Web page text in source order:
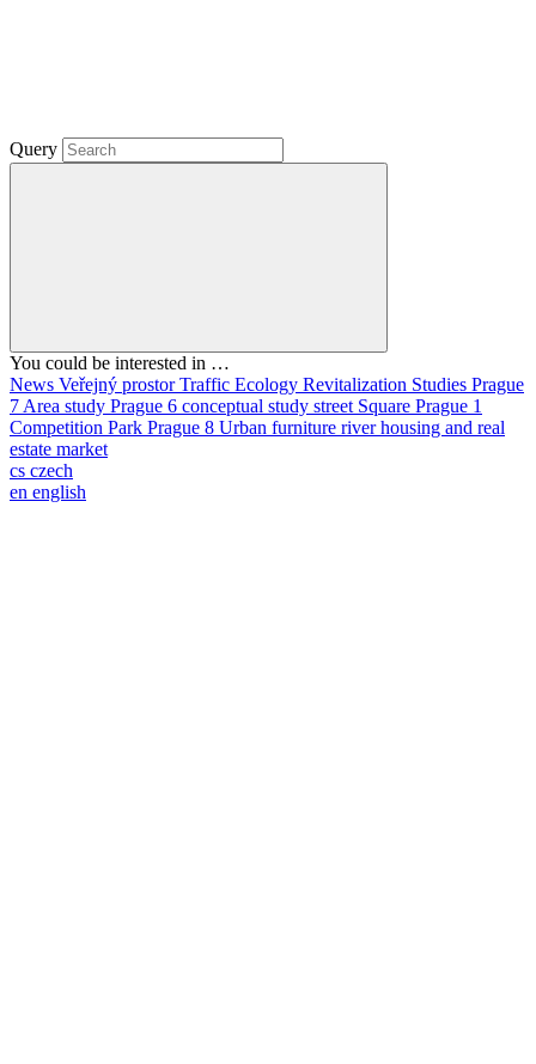
Query
You could be interested in …
News Veřejný prostorTraffic Ecology Revitalization Studies Prague
7 Area study Prague 6 conceptual study street Square Prague 1
Competition Park Prague 8 Urban furniture riverhousing and real
estate market
cs czech
en english